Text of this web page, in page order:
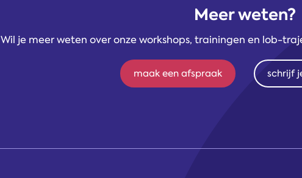
Meer weten?
Wil je meer weten over onze workshops, trainingen en lob-
maak een afspraak schrijf